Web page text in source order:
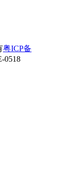
粤ICP备
0518